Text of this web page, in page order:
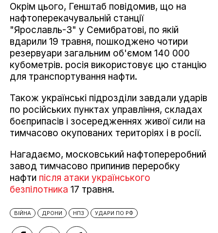
Окрім цього, Генштаб повідомив, що на
нафтоперекачувальній станції
"Ярославль-3" у Семибратові, по якій
вдарили 19 травня, пошкоджено чотири
резервуари загальним об'ємом 140 000
кубометрів. росія використовує цю станцію
для транспортування нафти.
Також українські підрозділи завдали ударів
по російських пунктах управління, складах
боєприпасів і зосередженнях живої сили на
тимчасово окупованих територіях і в росії.
Нагадаємо, московський нафтопереробний
завод тимчасово припинив переробку
нафти після атаки українського
безпілотника 17 травня.
ВІЙНА ДРОНИ НПЗ УДАРИ ПО РФ